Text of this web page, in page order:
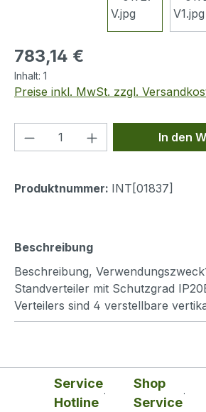
Regulärer Preis:
783,14 €
Inhalt: 1
Preise inkl. MwSt. zzgl.
Produkt Anzahl: GibIn den
Produktnummer: INT[01837]
Beschreibung
Beschreibung,
Standverteiler mit Schutzgrad
Verteilers sind 4 verstellbare
Service
Hotline
Shop
Service